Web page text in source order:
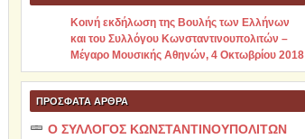
Κοινή εκδήλωση της Βουλής των Ελλήνων
και του Συλλόγου Κωνσταντινουπολιτών –
Μέγαρο Μουσικής Αθηνών, 4 Οκτωβρίου 2018
ΠΡΌΣΦΑΤΑ ΆΡΘΡΑ
Ο ΣΥΛΛΟΓΟΣ ΚΩΝΣΤΑΝΤΙΝΟΥΠΟΛΙΤΩΝ